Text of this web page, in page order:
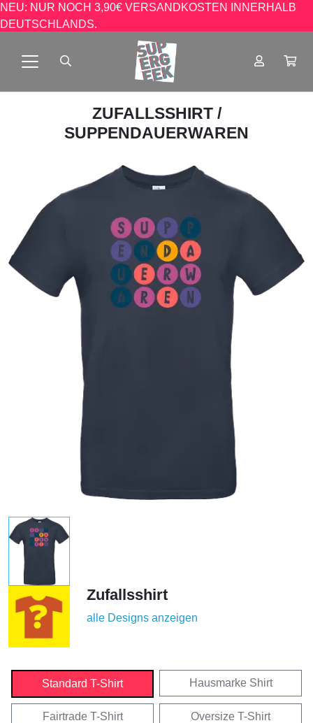
NEU: NUR NOCH 3,90€ VERSANDKOSTEN INNERHALB
DEUTSCHLANDS.
ZUFALLSSHIRT /
SUPPENDAUERWAREN
Zufallsshirt
alle Designs anzeigen
Standard T-Shirt Hausmarke Shirt
Fairtrade T-Shirt Oversize T-Shirt